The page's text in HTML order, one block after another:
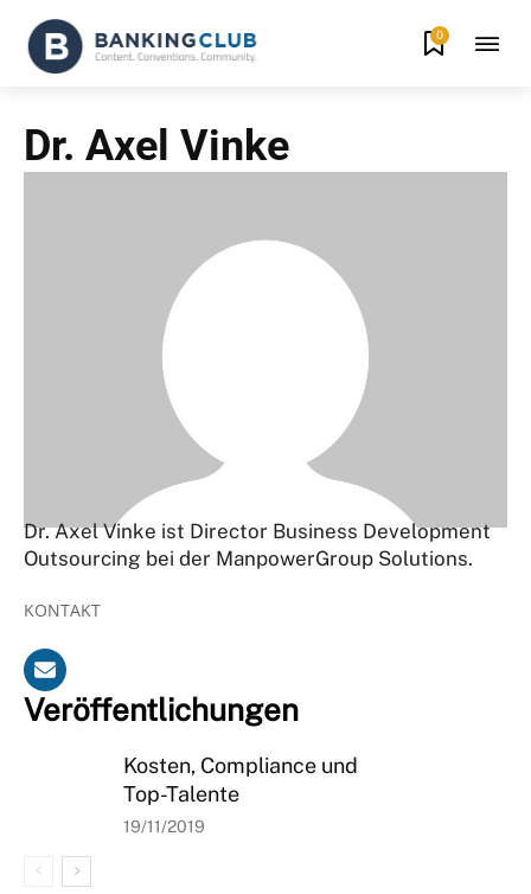
0
Dr. Axel Vinke
Dr. Axel Vinke ist Director Business Development
Outsourcing bei der ManpowerGroup Solutions.
KONTAKT
Veröffentlichungen
Kosten, Compliance und
Top-Talente
19/11/2019